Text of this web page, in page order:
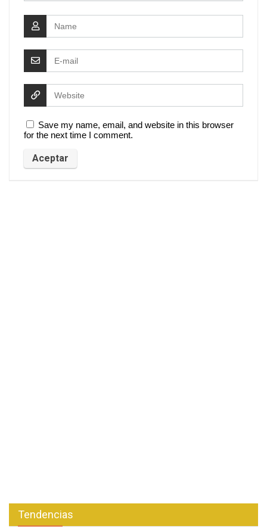
Save my name, email, and website in this browser
for the next time I comment.
Tendencias